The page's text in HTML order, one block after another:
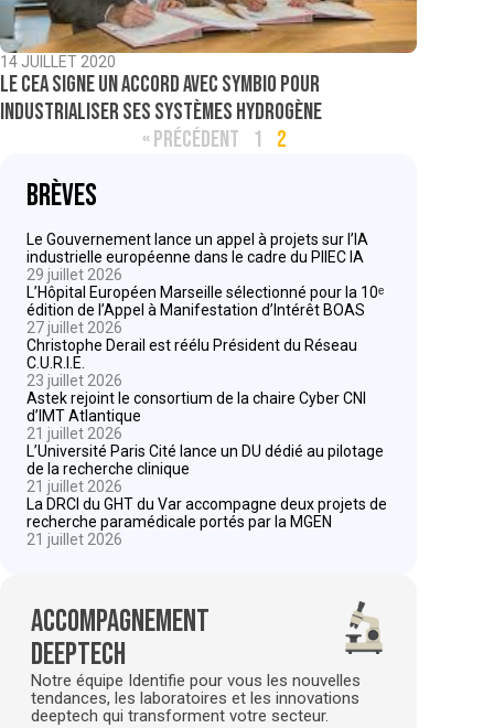
14 JUILLET 2020
Le CEA signe un accord avec Symbio pour
industrialiser ses systèmes hydrogène
« PRÉCÉDENT 1 2
Brèves
Le Gouvernement lance un appel à projets sur l’IA
industrielle européenne dans le cadre du PIIEC IA
29 juillet 2026
L’Hôpital Européen Marseille sélectionné pour la 10ᵉ
édition de l’Appel à Manifestation d’Intérêt BOAS
27 juillet 2026
Christophe Derail est réélu Président du Réseau
C.U.R.I.E.
23 juillet 2026
Astek rejoint le consortium de la chaire Cyber CNI
d’IMT Atlantique
21 juillet 2026
L’Université Paris Cité lance un DU dédié au pilotage
de la recherche clinique
21 juillet 2026
La DRCI du GHT du Var accompagne deux projets de
recherche paramédicale portés par la MGEN
21 juillet 2026
Accompagnement
deeptech
Notre équipe Identifie pour vous les nouvelles
tendances, les laboratoires et les innovations
deeptech qui transforment votre secteur.